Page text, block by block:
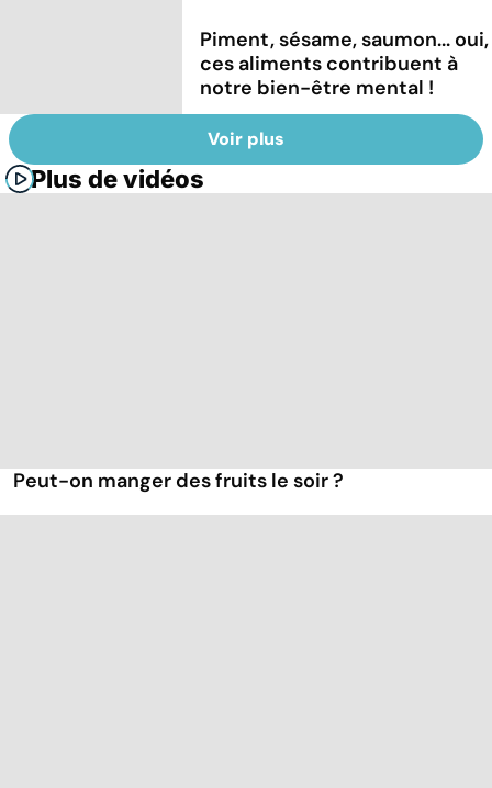
Piment, sésame, saumon... oui,
ces aliments contribuent à
notre bien-être mental !
Voir plus
Plus de vidéos
Peut-on manger des fruits le soir ?